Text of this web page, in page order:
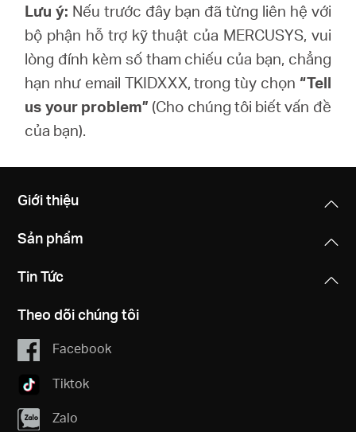
Lưu ý: Nếu trước đây bạn đã từng liên hệ với
bộ phận hỗ trợ kỹ thuật của MERCUSYS, vui
lòng đính kèm số tham chiếu của bạn, chẳng
hạn như email TKIDXXX, trong tùy chọn “Tell
us your problem” (Cho chúng tôi biết vấn đề
của bạn).
Giới thiệu
Sản phẩm
Tin Tức
Theo dõi chúng tôi
Facebook
Tiktok
Zalo